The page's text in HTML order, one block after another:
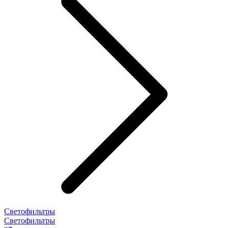
Светофильтры
Светофильтры